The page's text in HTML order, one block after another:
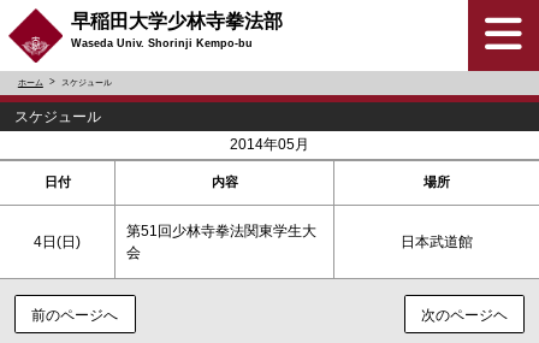
早稲田大学少林寺拳法部
Waseda Univ. Shorinji Kempo-bu
ホーム スケジュール
スケジュール
2014年05月
日付 内容 場所
4日(日)
第51回少林寺拳法関東学生大
会
日本武道館
前のページへ 次のページヘ